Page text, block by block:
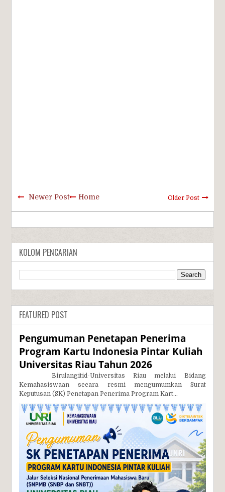
Newer Post Older Post
Home
KOLOM PENCARIAN
FEATURED POST
Pengumuman Penetapan Penerima
Program Kartu Indonesia Pintar Kuliah
Universitas Riau Tahun 2026
Birulangitid-Universitas Riau melalui Bidang
Kemahasiswaan secara resmi mengumumkan Surat
Keputusan (SK) Penetapan Penerima Program Kart...